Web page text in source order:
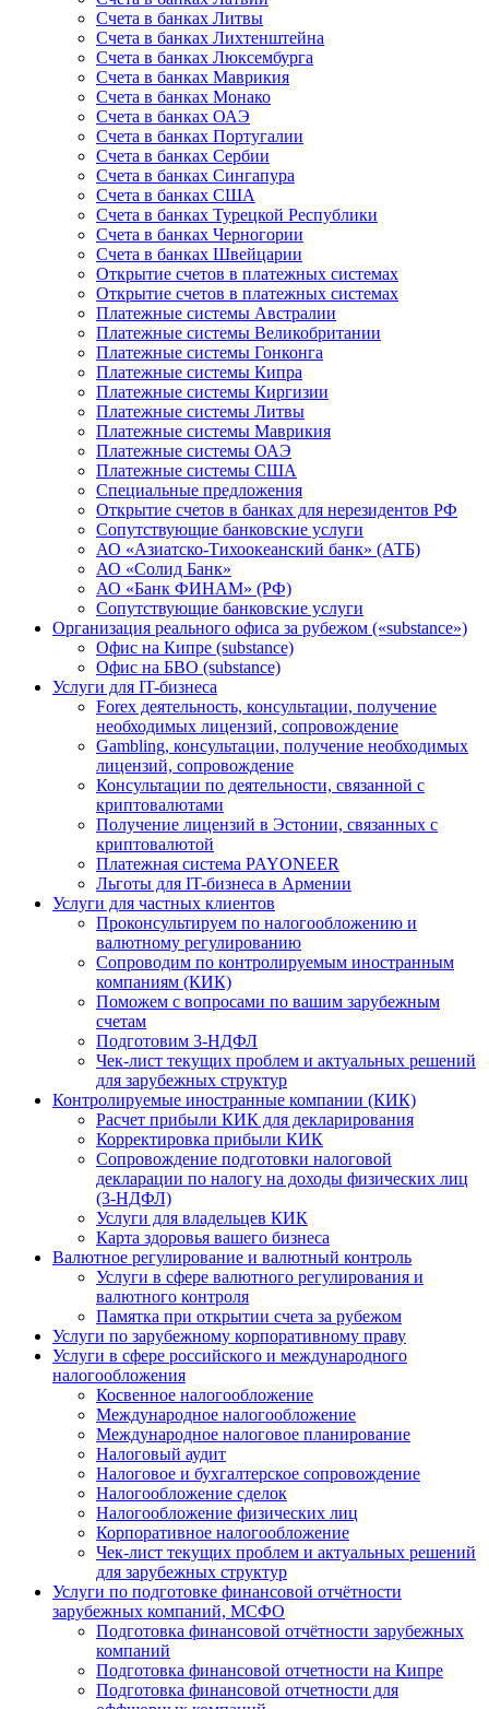
Счета в банках Литвы
Счета в банках Лихтенштейна
Счета в банках Люксембурга
Счета в банках Маврикия
Счета в банках Монако
Счета в банках ОАЭ
Счета в банках Португалии
Счета в банках Сербии
Счета в банках Сингапура
Счета в банках США
Счета в банках Турецкой Республики
Счета в банках Черногории
Счета в банках Швейцарии
Открытие счетов в платежных системах
Открытие счетов в платежных системах
Платежные системы Австралии
Платежные системы Великобритании
Платежные системы Гонконга
Платежные системы Кипра
Платежные системы Киргизии
Платежные системы Литвы
Платежные системы Маврикия
Платежные системы ОАЭ
Платежные системы США
Специальные предложения
Открытие счетов в банках для нерезидентов РФ
Сопутствующие банковские услуги
АО «Азиатско-Тихоокеанский банк» (АТБ)
АО «Солид Банк»
АО «Банк ФИНАМ» (РФ)
Сопутствующие банковские услуги
Организация реального офиса за рубежом («substance»)
Офис на Кипре (substance)
Офис на БВО (substance)
Услуги для IT-бизнеса
Forex деятельность, консультации, получение
необходимых лицензий, сопровождение
Gambling, консультации, получение необходимых
лицензий, сопровождение
Консультации по деятельности, связанной с
криптовалютами
Получение лицензий в Эстонии, связанных с
криптовалютой
Платежная система PAYONEER
Льготы для IT-бизнеса в Армении
Услуги для частных клиентов
Проконсультируем по налогообложению и
валютному регулированию
Сопроводим по контролируемым иностранным
компаниям (КИК)
Поможем с вопросами по вашим зарубежным
счетам
Подготовим 3-НДФЛ
Чек-лист текущих проблем и актуальных решений
для зарубежных структур
Контролируемые иностранные компании (КИК)
Расчет прибыли КИК для декларирования
Корректировка прибыли КИК
Сопровождение подготовки налоговой
декларации по налогу на доходы физических лиц
(3-НДФЛ)
Услуги для владельцев КИК
Карта здоровья вашего бизнеса
Валютное регулирование и валютный контроль
Услуги в сфере валютного регулирования и
валютного контроля
Памятка при открытии счета за рубежом
Услуги по зарубежному корпоративному праву
Услуги в сфере российского и международного
налогообложения
Косвенное налогообложение
Международное налогообложение
Международное налоговое планирование
Налоговый аудит
Налоговое и бухгалтерское сопровождение
Налогообложение сделок
Налогообложение физических лиц
Корпоративное налогообложение
Чек-лист текущих проблем и актуальных решений
для зарубежных структур
Услуги по подготовке финансовой отчётности
зарубежных компаний, МСФО
Подготовка финансовой отчётности зарубежных
компаний
Подготовка финансовой отчетности на Кипре
Подготовка финансовой отчетности для